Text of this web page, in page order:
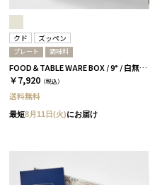
クド ズッペン
プレート 調味料
FOOD＆TABLE WARE BOX / 9° / 白無垢 / ズッペン
￥7,920 （税込）
送料無料
最短8月11日(火)にお届け